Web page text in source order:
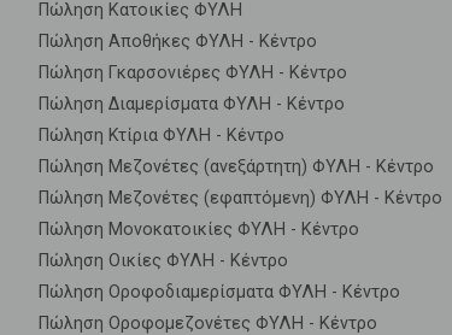
Πώληση Κατοικίες ΦΥΛΗ
Πώληση Αποθήκες ΦΥΛΗ - Κέντρο
Πώληση Γκαρσονιέρες ΦΥΛΗ - Κέντρο
Πώληση Διαμερίσματα ΦΥΛΗ - Κέντρο
Πώληση Κτίρια ΦΥΛΗ - Κέντρο
Πώληση Μεζονέτες (ανεξάρτητη) ΦΥΛΗ - Κέντρο
Πώληση Μεζονέτες (εφαπτόμενη) ΦΥΛΗ - Κέντρο
Πώληση Μονοκατοικίες ΦΥΛΗ - Κέντρο
Πώληση Οικίες ΦΥΛΗ - Κέντρο
Πώληση Οροφοδιαμερίσματα ΦΥΛΗ - Κέντρο
Πώληση Οροφομεζονέτες ΦΥΛΗ - Κέντρο